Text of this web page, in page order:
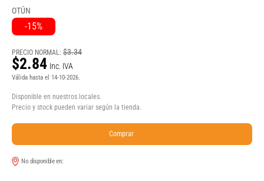
OTÚN
-15%
PRECIO NORMAL: $3.34
$2.84 Inc. IVA
Válida hasta el 14-10-2026.
Disponible en nuestros locales.
Precio y stock pueden variar según la tienda.
Comprar
No disponible en: